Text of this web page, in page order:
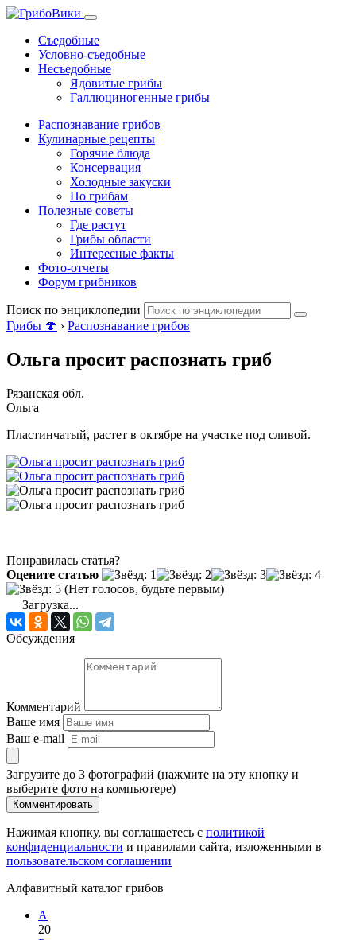
Съедобные
Условно-съедобные
Несъедобные
Ядовитые грибы
Галлюциногенные грибы
Распознавание грибов
Кулинарные рецепты
Горячие блюда
Консервация
Холодные закуски
По грибам
Полезные советы
Где растут
Грибы области
Интересные факты
Фото-отчеты
Форум грибников
Поиск по энциклопедии
Грибы 🍄 › Распознавание грибов
Ольга просит распознать гриб
Рязанская обл.
Ольга
Пластинчатый, растет в октябре на участке под сливой.
Понравилась статья?
Оцените статью
(Нет голосов, будьте первым)
Загрузка...
Обсуждения
Комментарий
Ваше имя
Ваш e-mail
Загрузите до 3 фотографий (нажмите на эту кнопку и
выберите фото на компьютере)
Комментировать
Нажимая кнопку, вы соглашаетесь с политикой
конфиденциальности и правилами сайта, изложенными в
пользовательском соглашении
Алфавитный каталог грибов
А
20